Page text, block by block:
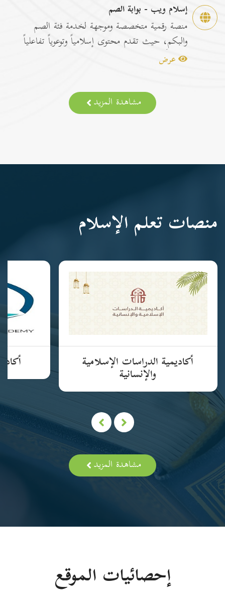
إسلام ويب - بوابة الصم
منصة رقمية متخصصة وموجهة لخدمة فئة الصم
والبكم، حيث تقدم محتوى إسلامياً وتوعوياً تفاعلياً
مترجماً با...
عرض
مشاهدة المزيد
منصات تعلم الإسلام
أكاديمية الدراسات الإسلامية
والإنسانية
مشاهدة المزيد
إحصائيات الموقع